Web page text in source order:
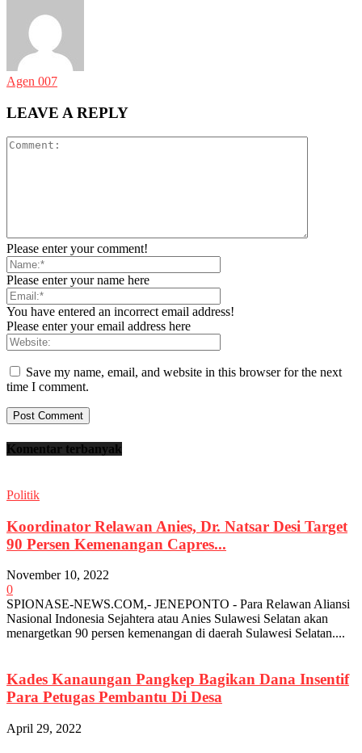
Agen 007
LEAVE A REPLY
Please enter your comment!
Please enter your name here
You have entered an incorrect email address!
Please enter your email address here
Save my name, email, and website in this browser for the next
time I comment.
Komentar terbanyak
Politik
Koordinator Relawan Anies, Dr. Natsar Desi Target
90 Persen Kemenangan Capres...
November 10, 2022
0
SPIONASE-NEWS.COM,- JENEPONTO - Para Relawan Aliansi
Nasional Indonesia Sejahtera atau Anies Sulawesi Selatan akan
menargetkan 90 persen kemenangan di daerah Sulawesi Selatan....
Kades Kanaungan Pangkep Bagikan Dana Insentif
Para Petugas Pembantu Di Desa
April 29, 2022